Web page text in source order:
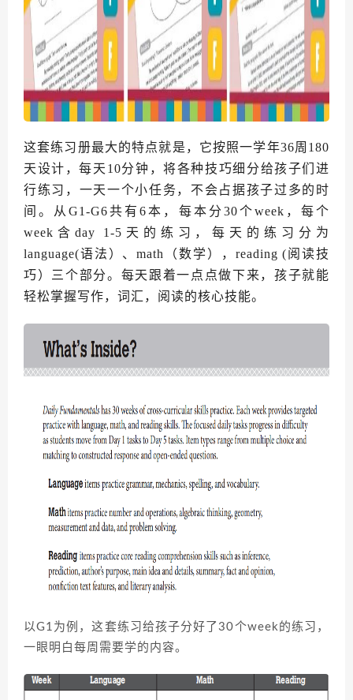
这套练习册最大的特点就是，它按照一学年36周180
天设计，每天10分钟，将各种技巧细分给孩子们进
行练习，一天一个小任务，不会占据孩子过多的时
间。
从G1-G6共有6本， 每本分30个week，每个
week含day 1-5天的练习，每天的练习分为
language(语法）、math（数学），reading (阅读技
巧）三个部分。 每天跟着一点点做下来，孩子就能
轻松掌握写作，词汇，阅读的核心技能。
以G1为例，这套练习给孩子分好了30个week的练习，
一眼明白每周需要学的内容。